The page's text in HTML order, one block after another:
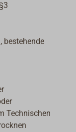
bestehende
Technischen